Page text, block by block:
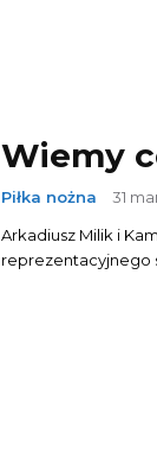
Wiemy
Piłka nożna
31
Arkadiusz Milik i
reprezentacyjnego